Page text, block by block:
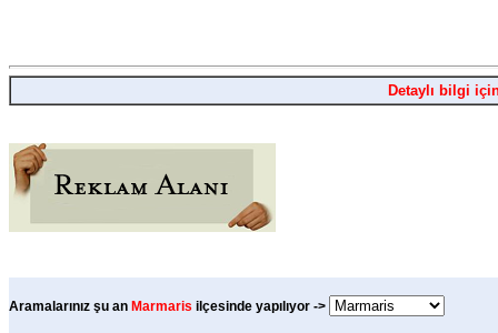
Detaylı bilgi
Aramalarınız şu an Marmaris ilçesinde yapılıyor ->